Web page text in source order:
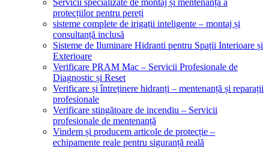
Servicii specializate de montaj și mentenanță a
protecțiilor pentru pereți
sisteme complete de irigații inteligente – montaj și
consultanță inclusă
Sisteme de Iluminare Hidranti pentru Spații Interioare și
Exterioare
Verificare PRAM Mac – Servicii Profesionale de
Diagnostic și Reset
Verificare și întreținere hidranți – mentenanță și reparații
profesionale
Verificare stingătoare de incendiu – Servicii
profesionale de mentenanță
Vindem și producem articole de protecție –
echipamente reale pentru siguranță reală